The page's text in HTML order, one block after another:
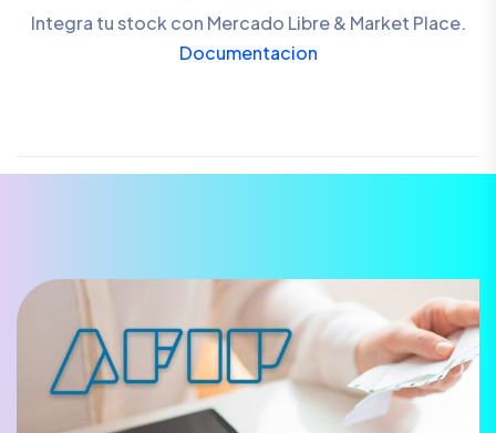
Integra tu stock con Mercado Libre & Market Place.
Documentacion